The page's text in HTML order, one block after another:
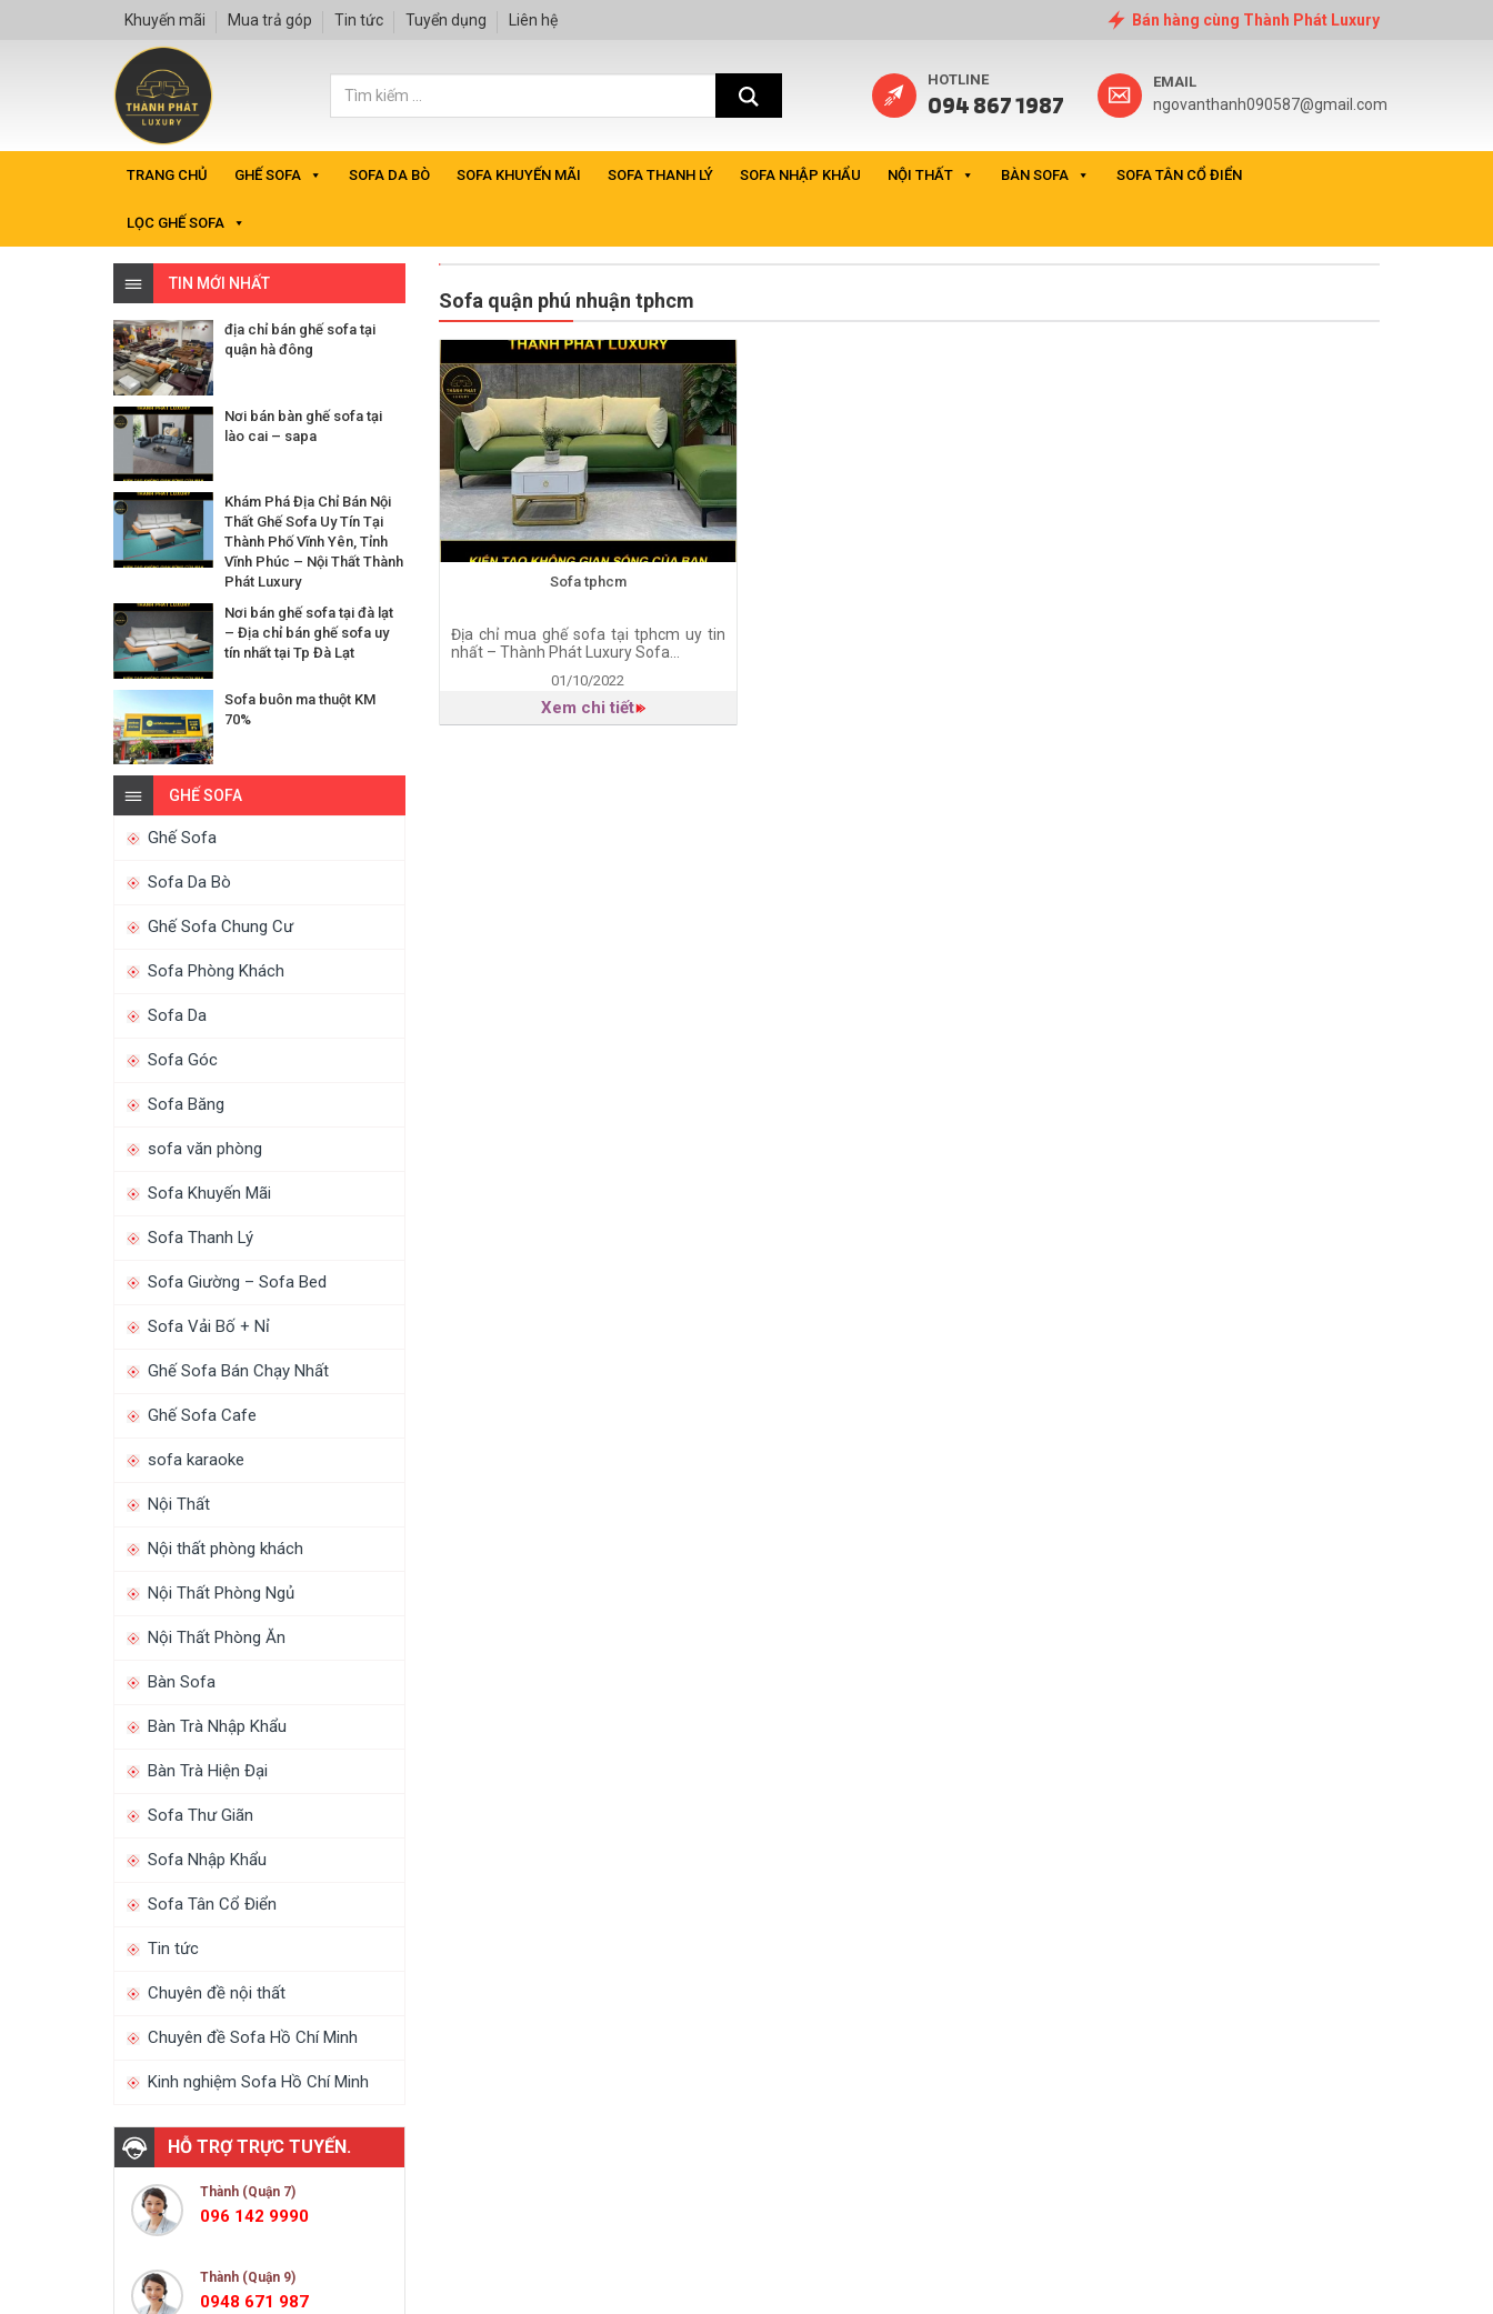
Khuyến mãi Mua trả góp Tin tức Tuyển dụng Liên hệ Bán hàng cùng Thành Phát Luxury
HOTLINE
094 867 1987
EMAIL
ngovanthanh090587@gmail.com
TRANG CHỦ GHẾ SOFA SOFA DA BÒ SOFA KHUYẾN MÃI SOFA THANH LÝ SOFA NHẬP KHẨU NỘI THẤT BÀN SOFA SOFA TÂN CỔ ĐIỂN
LỌC GHẾ SOFA
TIN MỚI NHẤT
địa chỉ bán ghế sofa tại
quận hà đông
Nơi bán bàn ghế sofa tại
lào cai – sapa
Khám Phá Địa Chỉ Bán Nội
Thất Ghế Sofa Uy Tín Tại
Thành Phố Vĩnh Yên, Tỉnh
Vĩnh Phúc – Nội Thất Thành
Phát Luxury
Nơi bán ghế sofa tại đà lạt
– Địa chỉ bán ghế sofa uy
tín nhất tại Tp Đà Lạt
Sofa buôn ma thuột KM
70%
GHẾ SOFA
Ghế Sofa
Sofa Da Bò
Ghế Sofa Chung Cư
Sofa Phòng Khách
Sofa Da
Sofa Góc
Sofa Băng
sofa văn phòng
Sofa Khuyến Mãi
Sofa Thanh Lý
Sofa Giường – Sofa Bed
Sofa Vải Bố + Nỉ
Ghế Sofa Bán Chạy Nhất
Ghế Sofa Cafe
sofa karaoke
Nội Thất
Nội thất phòng khách
Nội Thất Phòng Ngủ
Nội Thất Phòng Ăn
Bàn Sofa
Bàn Trà Nhập Khẩu
Bàn Trà Hiện Đại
Sofa Thư Giãn
Sofa Nhập Khẩu
Sofa Tân Cổ Điển
Tin tức
Chuyên đề nội thất
Chuyên đề Sofa Hồ Chí Minh
Kinh nghiệm Sofa Hồ Chí Minh
HỖ TRỢ TRỰC TUYẾN.
Thành (Quận 7)
096 142 9990
Thành (Quận 9)
0948 671 987
Sofa quận phú nhuận tphcm
Sofa tphcm
Địa chỉ mua ghế sofa tại tphcm uy tin
nhất – Thành Phát Luxury Sofa...
01/10/2022
Xem chi tiết